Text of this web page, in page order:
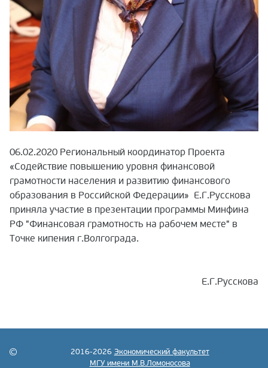
06.02.2020 Региональный координатор Проекта
«Содействие повышению уровня финансовой
грамотности населения и развитию финансового
образования в Российской Федерации» Е.Г.Русскова
приняла участие в презентации программы Минфина
РФ "Финансовая грамотность на рабочем месте" в
Точке кипения г.Волгограда.
Е.Г.Русскова
2016-2026 Экономический факультет
МГУ имени М.В.Ломоносова